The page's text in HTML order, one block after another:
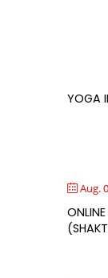
YOGA
Aug.